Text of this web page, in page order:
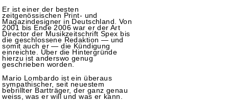
Er ist einer der besten
zeitgenössischen Print- und
Magazindesigner in Deutschland. Von
2001 bis Ende 2006 war er der Art
Director der Musikzeitschrift Spex bis
die geschlossene Redaktion — und
somit auch er — die Kündigung
einreichte. Über die Hintergründe
hierzu ist anderswo genug
geschrieben worden.
Mario Lombardo ist ein überaus
sympathischer, seit neuestem
bebrillter Bartträger, der ganz genau
weiss, was er will und was er kann.